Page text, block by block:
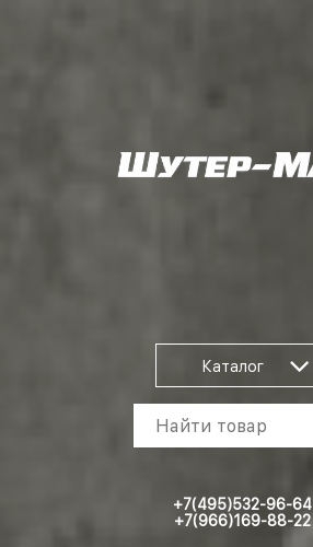
Каталог
+7(495)532-96-64
+7(966)169-88-22